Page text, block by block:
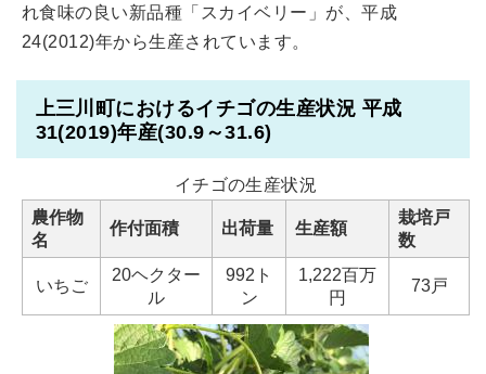
れ食味の良い新品種「スカイベリー」が、平成
24(2012)年から生産されています。
上三川町におけるイチゴの生産状況 平成
31(2019)年産(30.9～31.6)
イチゴの生産状況
農作物
名
作付面積 出荷量 生産額
栽培戸
数
いちご
20ヘクター
ル
992ト
ン
1,222百万
円
73戸